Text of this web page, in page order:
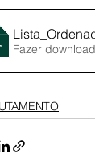
Fazer